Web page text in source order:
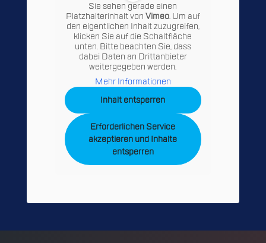
Sie sehen gerade einen
Platzhalterinhalt von Vimeo. Um auf
den eigentlichen Inhalt zuzugreifen,
klicken Sie auf die Schaltfläche
unten. Bitte beachten Sie, dass
dabei Daten an Drittanbieter
weitergegeben werden.
Mehr Informationen
Inhalt entsperren
Erforderlichen Service
akzeptieren und Inhalte
entsperren